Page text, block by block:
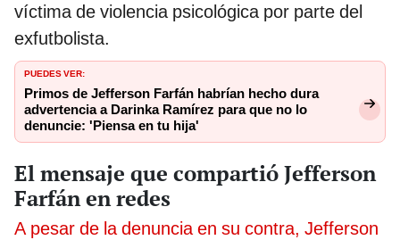
víctima de violencia psicológica por parte del
exfutbolista.
PUEDES VER:
Primos de Jefferson Farfán habrían hecho dura
advertencia a Darinka Ramírez para que no lo
denuncie: 'Piensa en tu hija'
El mensaje que compartió Jefferson
Farfán en redes
A pesar de la denuncia en su contra, Jefferson